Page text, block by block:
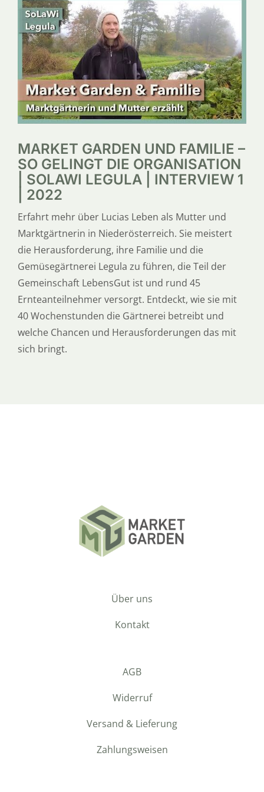
SERVICE
ÜBER UNS
MARKET GARDEN UND FAMILIE –
SO GELINGT DIE ORGANISATION
| SOLAWI LEGULA | INTERVIEW 1
| 2022
Erfahrt mehr über Lucias Leben als Mutter und
Marktgärtnerin in Niederösterreich. Sie meistert
die Herausforderung, ihre Familie und die
Gemüsegärtnerei Legula zu führen, die Teil der
Gemeinschaft LebensGut ist und rund 45
Ernteanteilnehmer versorgt. Entdeckt, wie sie mit
40 Wochenstunden die Gärtnerei betreibt und
welche Chancen und Herausforderungen das mit
sich bringt.
Über uns
Kontakt
AGB
Widerruf
Versand & Lieferung
Zahlungsweisen